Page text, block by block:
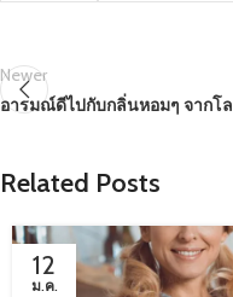
Newer
อารมณ์ดีไปกับกลิ่นหอมๆ จาก
Related Posts
12
ม.ค.